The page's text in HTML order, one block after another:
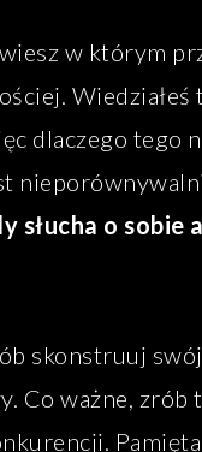
w którym
Wiedziałeś
dlaczego tego
słucha o sobie
skonstruuj
Co ważne, zrób